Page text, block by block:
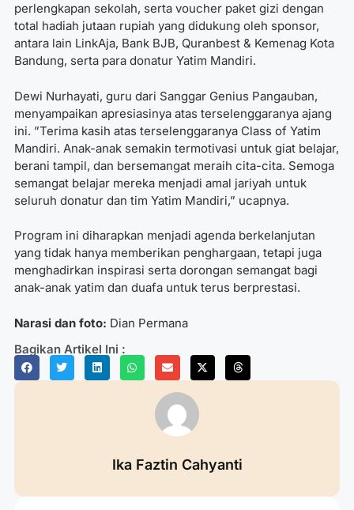
perlengkapan sekolah, serta voucher paket gizi dengan
total hadiah jutaan rupiah yang didukung oleh sponsor,
antara lain LinkAja, Bank BJB, Quranbest & Kemenag Kota
Bandung, serta para donatur Yatim Mandiri.
Dewi Nurhayati, guru dari Sanggar Genius Pangauban,
menyampaikan apresiasinya atas terselenggaranya ajang
ini. ⁠”Terima kasih atas terselenggaranya Class of Yatim
Mandiri. Anak-anak semakin termotivasi untuk giat belajar,
berani tampil, dan bersemangat meraih cita-cita. Semoga
semangat belajar mereka menjadi amal jariyah untuk
seluruh donatur dan tim Yatim Mandiri,” ucapnya.
Program ini diharapkan menjadi agenda berkelanjutan
yang tidak hanya memberikan penghargaan, tetapi juga
menghadirkan inspirasi serta dorongan semangat bagi
anak-anak yatim dan duafa untuk terus berprestasi.
Narasi dan foto: Dian Permana
Bagikan Artikel Ini :
Ika Faztin Cahyanti